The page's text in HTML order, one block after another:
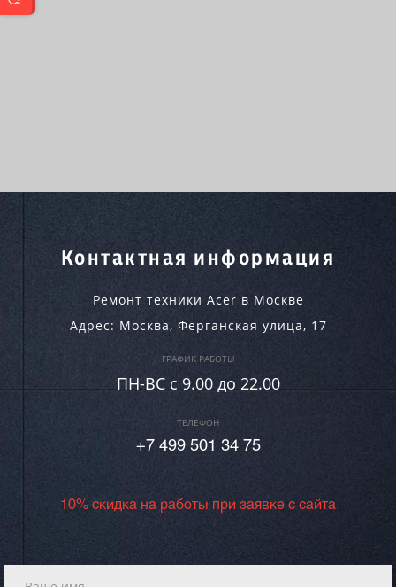
Контактная информация
Ремонт техники Acer в Москве
Адрес: Москва, Ферганская улица, 17
ГРАФИК РАБОТЫ
ПН-ВC c 9.00 до 22.00
ТЕЛЕФОН
+7 499 501 34 75
10% скидка на работы при заявке с сайта